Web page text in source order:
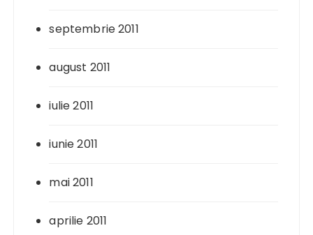
septembrie 2011
august 2011
iulie 2011
iunie 2011
mai 2011
aprilie 2011